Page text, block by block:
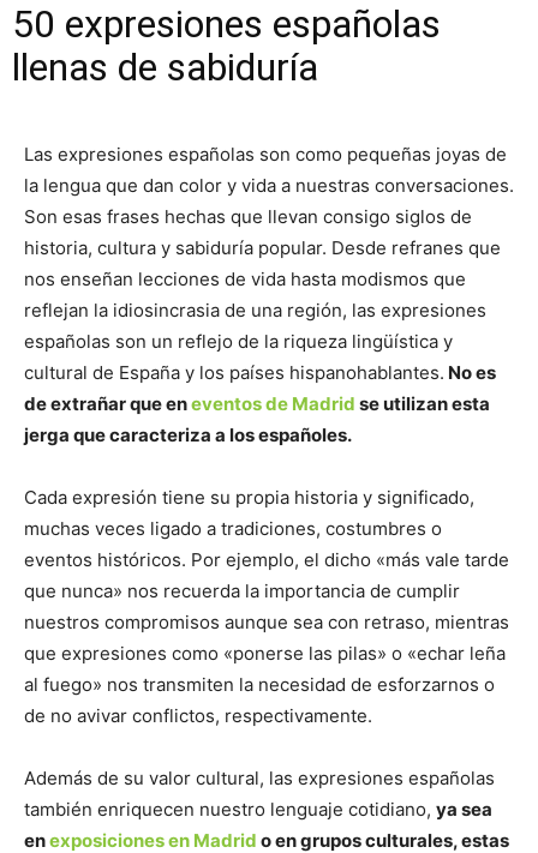
50 expresiones españolas
llenas de sabiduría
Las expresiones españolas son como pequeñas joyas de
la lengua que dan color y vida a nuestras conversaciones.
Son esas frases hechas que llevan consigo siglos de
historia, cultura y sabiduría popular. Desde refranes que
nos enseñan lecciones de vida hasta modismos que
reflejan la idiosincrasia de una región, las expresiones
españolas son un reflejo de la riqueza lingüística y
cultural de España y los países hispanohablantes. No es
de extrañar que eneventos de Madrid se utilizan esta
jerga que caracteriza a los españoles.
Cada expresión tiene su propia historia y significado,
muchas veces ligado a tradiciones, costumbres o
eventos históricos. Por ejemplo, el dicho «más vale tarde
que nunca» nos recuerda la importancia de cumplir
nuestros compromisos aunque sea con retraso, mientras
que expresiones como «ponerse las pilas» o «echar leña
al fuego» nos transmiten la necesidad de esforzarnos o
de no avivar conflictos, respectivamente.
Además de su valor cultural, las expresiones españolas
también enriquecen nuestro lenguaje cotidiano, ya sea
enexposiciones en Madrid o en grupos culturales, estas